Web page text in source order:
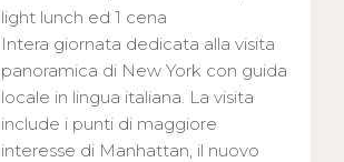
light lunch ed 1 cena
Intera giornata dedicata alla visita
panoramica di New York con guida
locale in lingua italiana. La visita
include i punti di maggiore
interesse di Manhattan, il nuovo